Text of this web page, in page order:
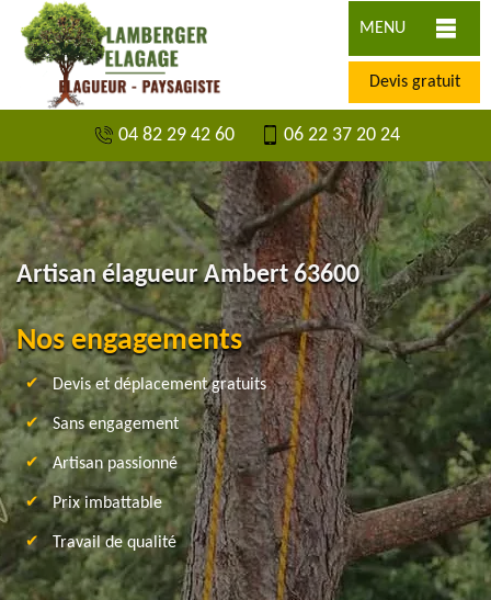
MENU
Devis gratuit
04 82 29 42 60 06 22 37 20 24
Artisan élagueur Ambert 63600
Nos engagements
Devis et déplacement gratuits
Sans engagement
Artisan passionné
Prix imbattable
Travail de qualité